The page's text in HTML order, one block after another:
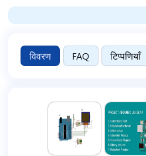
विवरण FAQ टिप्पणियाँ